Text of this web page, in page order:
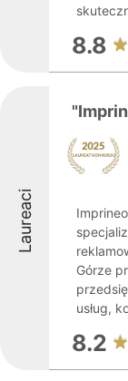
8.8
Laureaci
Górze
usług,
8.2